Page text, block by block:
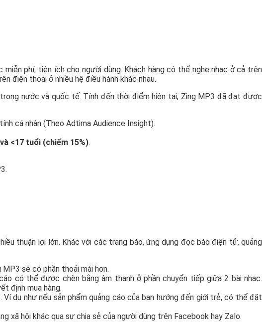
phí, tiện ích cho người dùng. Khách hàng có thể nghe nhạc ở cả trên
điện thoại ở nhiều hệ điều hành khác nhau.
nước và quốc tế. Tính đến thời điểm hiện tại, Zing MP3 đã đạt được
cá nhân (Theo Adtima Audience Insight).
<17 tuổi (chiếm 15%).
thuận lợi lớn. Khác với các trang báo, ứng dụng đọc báo điện tử, quảng
sẽ có phần thoải mái hơn.
có thể được chèn bằng âm thanh ở phần chuyển tiếp giữa 2 bài nhạc.
định mua hàng.
dụ như nếu sản phẩm quảng cáo của bạn hướng đến giới trẻ, có thể đặt
xã hội khác qua sự chia sẻ của người dùng trên Facebook hay Zalo.